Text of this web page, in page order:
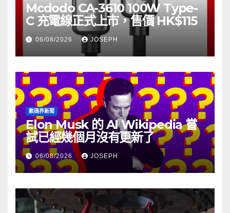
Mcdodo CA-3610 100W Type-
C 充電線正式上市，售價 HK$115
06/08/2026 JOSEPH
數碼界新聞
Elon Musk 的 AI Wikipedia 嘗
試已經幾個月沒有更新了
06/08/2026 JOSEPH